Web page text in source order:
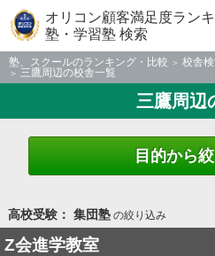
オリコン顧客満足度ラン
塾・学習塾 検索
塾、スクールのランキング・比較 校舎
三鷹周辺の校舎一覧
三鷹周辺
目的から
高校受験： 集団塾の絞り込み
Z会進学教室